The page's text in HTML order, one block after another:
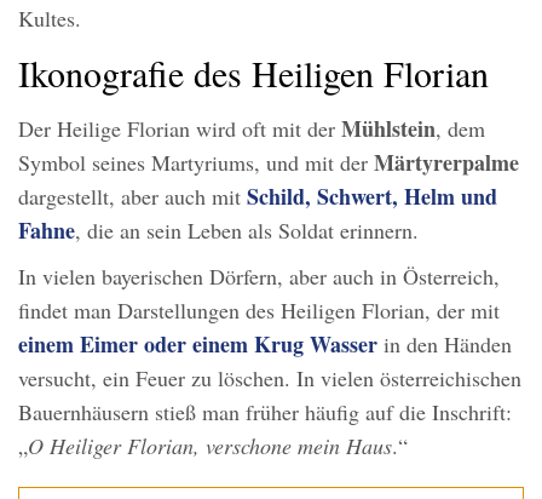
Kultes.
Ikonografie des Heiligen Florian
Der Heilige Florian wird oft mit der Mühlstein, dem
Symbol seines Martyriums, und mit der Märtyrerpalme
dargestellt, aber auch mit Schild, Schwert, Helm und
Fahne, die an sein Leben als Soldat erinnern.
In vielen bayerischen Dörfern, aber auch in Österreich,
findet man Darstellungen des Heiligen Florian, der mit
einem Eimer oder einem Krug Wasser in den Händen
versucht, ein Feuer zu löschen. In vielen österreichischen
Bauernhäusern stieß man früher häufig auf die Inschrift:
„O Heiliger Florian, verschone mein Haus.“